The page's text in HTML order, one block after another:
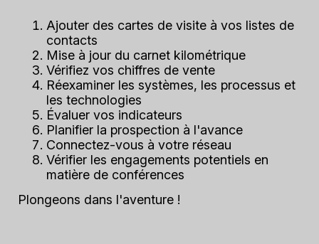
Ajouter des cartes de visite à vos listes de
contacts
Mise à jour du carnet kilométrique
Vérifiez vos chiffres de vente
Réexaminer les systèmes, les processus et
les technologies
Évaluer vos indicateurs
Planifier la prospection à l'avance
Connectez-vous à votre réseau
Vérifier les engagements potentiels en
matière de conférences
Plongeons dans l'aventure !